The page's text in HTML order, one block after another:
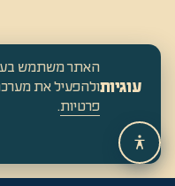
עוגיות
האתר משתמש
ולהפעיל את
פרטיות.